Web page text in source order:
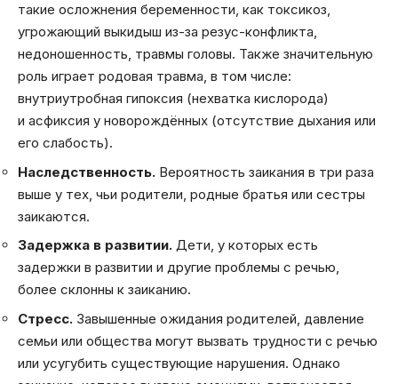
такие осложнения беременности, как токсикоз,
угрожающий выкидыш из-за резус-конфликта,
недоношенность, травмы головы. Также значительную
роль играет родовая травма, в том числе:
внутриутробная гипоксия (нехватка кислорода)
и асфиксия у новорождённых (отсутствие дыхания или
его слабость).
Наследственность. Вероятность заикания в три раза
выше у тех, чьи родители, родные братья или сестры
заикаются.
Задержка в развитии. Дети, у которых есть
задержки в развитии и другие проблемы с речью,
более склонны к заиканию.
Стресс. Завышенные ожидания родителей, давление
семьи или общества могут вызвать трудности с речью
или усугубить существующие нарушения. Однако